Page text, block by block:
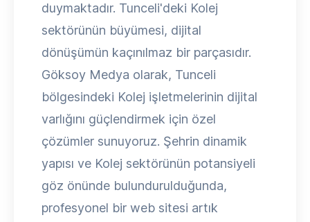
duymaktadır. Tunceli'deki Kolej
sektörünün büyümesi, dijital
dönüşümün kaçınılmaz bir parçasıdır.
Göksoy Medya olarak, Tunceli
bölgesindeki Kolej işletmelerinin dijital
varlığını güçlendirmek için özel
çözümler sunuyoruz. Şehrin dinamik
yapısı ve Kolej sektörünün potansiyeli
göz önünde bulundurulduğunda,
profesyonel bir web sitesi artık